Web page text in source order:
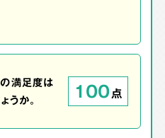
満足度は
か。
100点